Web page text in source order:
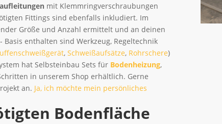
mit Klemmringverschraubungen
Fittings sind ebenfalls inkludiert. Im
Größe und Anzahl ermittelt und an deinen
enthalten sind Werkzeug, Regeltechnik
,Schweißaufsätze, Rohrschere)
hat Selbsteinbau Sets für Bodenheizung,
in unserem Shop erhältlich. Gerne
an. Ja, ich möchte mein persönliches
Bodenfläche